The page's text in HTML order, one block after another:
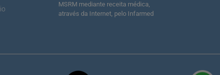
MSRM mediante receita médica,
através da Internet, pelo Infarmed